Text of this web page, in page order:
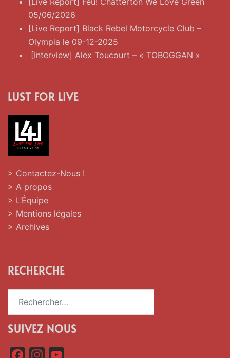
05/06/2026
[Live Report] Black Rebel Motorcycle Club –
Olympia le 09-12-2025
[Interview] Alex Toucourt – « TOBOGGAN »
LUST FOR LIVE
> Contactez-Nous !
> A propos
> L’Équipe
> Mentions légales
> Archives
RECHERCHE
SUIVEZ NOUS